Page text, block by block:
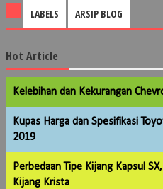
LABELS ARSIP BLOG
Hot Article
Kelebihan dan Kekurangan
Kupas Harga dan Spesifikasi
2019
Perbedaan Tipe Kijang Kapsul
Kijang Krista